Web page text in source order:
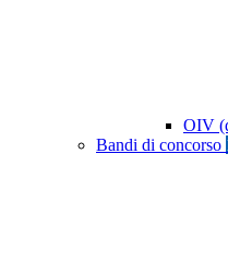
OIV
Bandi di concorso